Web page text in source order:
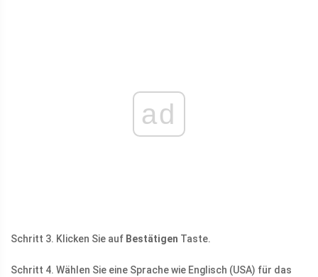
ad
Schritt 3. Klicken Sie auf Bestätigen Taste.
Schritt 4. Wählen Sie eine Sprache wie Englisch (USA) für das